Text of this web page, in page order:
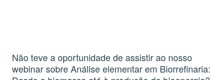
Não teve a oportunidade de assistir ao nosso
webinar sobre Análise elementar em Biorrefinaria: